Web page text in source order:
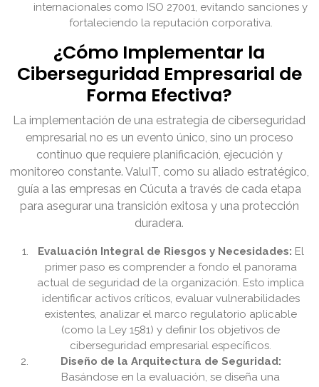
internacionales como ISO 27001, evitando sanciones y
fortaleciendo la reputación corporativa.
¿Cómo Implementar la
Ciberseguridad Empresarial de
Forma Efectiva?
La implementación de una estrategia de ciberseguridad
empresarial no es un evento único, sino un proceso
continuo que requiere planificación, ejecución y
monitoreo constante. ValuIT, como su aliado estratégico,
guía a las empresas en Cúcuta a través de cada etapa
para asegurar una transición exitosa y una protección
duradera.
Evaluación Integral de Riesgos y Necesidades: El
primer paso es comprender a fondo el panorama
actual de seguridad de la organización. Esto implica
identificar activos críticos, evaluar vulnerabilidades
existentes, analizar el marco regulatorio aplicable
(como la Ley 1581) y definir los objetivos de
ciberseguridad empresarial específicos.
Diseño de la Arquitectura de Seguridad:
Basándose en la evaluación, se diseña una